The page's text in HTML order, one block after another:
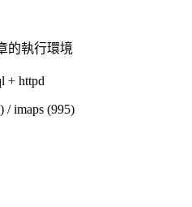
的執行環境
+ httpd
/ imaps (995)